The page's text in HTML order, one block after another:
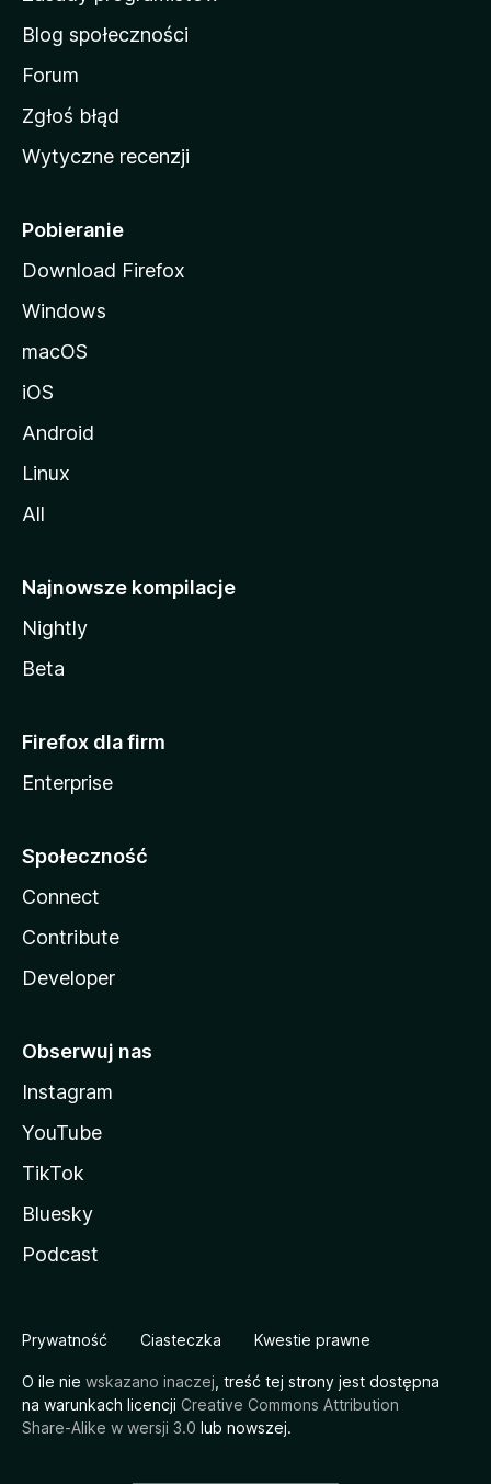
M
o
z
l
i
Blog społeczności
Forum
Zgłoś błąd
Wytyczne recenzji
Pobieranie
Download Firefox
Windows
macOS
iOS
Android
Linux
All
Najnowsze kompilacje
Nightly
Beta
Firefox dla firm
Enterprise
Społeczność
Connect
Contribute
Developer
Obserwuj nas
Instagram
YouTube
TikTok
Bluesky
Podcast
Prywatność Ciasteczka Kwestie prawne
O ile nie wskazano inaczej , treść tej strony jest dostępna
na warunkach licencji Creative Commons Attribution
Share-Alike w wersji 3.0 lub nowszej.